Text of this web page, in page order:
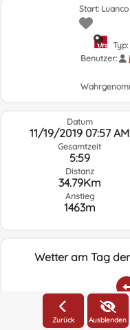
Start:
Benutzer:
Datum
11/19/2019 07:57 AM
Gesamtzeit
5:59
Distanz
34.79Km
Anstieg
1463m
Wetter am Tag
Regen:Zurück Ausblenden